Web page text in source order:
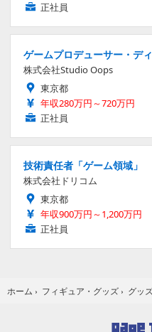
正社員
ゲームプロデューサー・デ
株式会社Studio Oops
東京都
年収280万円～720万円
正社員
技術責任者「ゲーム領域」
株式会社ドリコム
東京都
年収900万円～1,200万円
正社員
ホーム › フィギュア・グッズ › グッ